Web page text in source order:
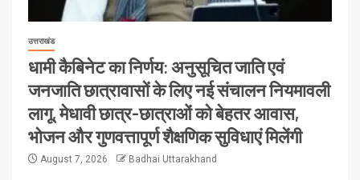
उत्तराखंड
धामी कैबिनेट का निर्णय: अनुसूचित जाति एवं
जनजाति छात्रावासों के लिए नई संचालन नियमावली
लागू, मेधावी छात्र-छात्राओं को बेहतर आवास,
भोजन और गुणवत्तापूर्ण शैक्षणिक सुविधाएं मिलेंगी
August 7, 2026 Badhai Uttarakhand